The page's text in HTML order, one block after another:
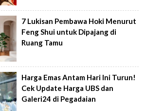
7 Lukisan Pembawa Hoki Menurut
Feng Shui untuk Dipajang di
Ruang Tamu
Harga Emas Antam Hari Ini Turun!
Cek Update Harga UBS dan
Galeri24 di Pegadaian